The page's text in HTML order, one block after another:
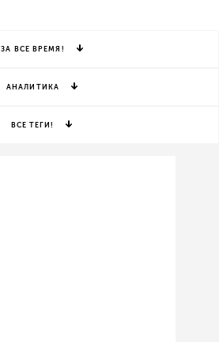
ЗА ВСЕ ВРЕМЯ!
АНАЛИТИКА
ВСЕ ТЕГИ!